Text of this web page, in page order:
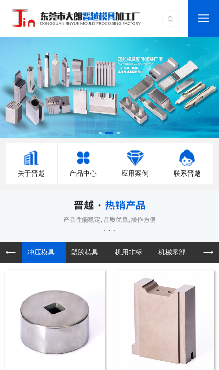
关于晋越 产品中心 应用案例 联系晋越
冲压模具... 塑胶模具... 机用非标... 机械零部... 精密